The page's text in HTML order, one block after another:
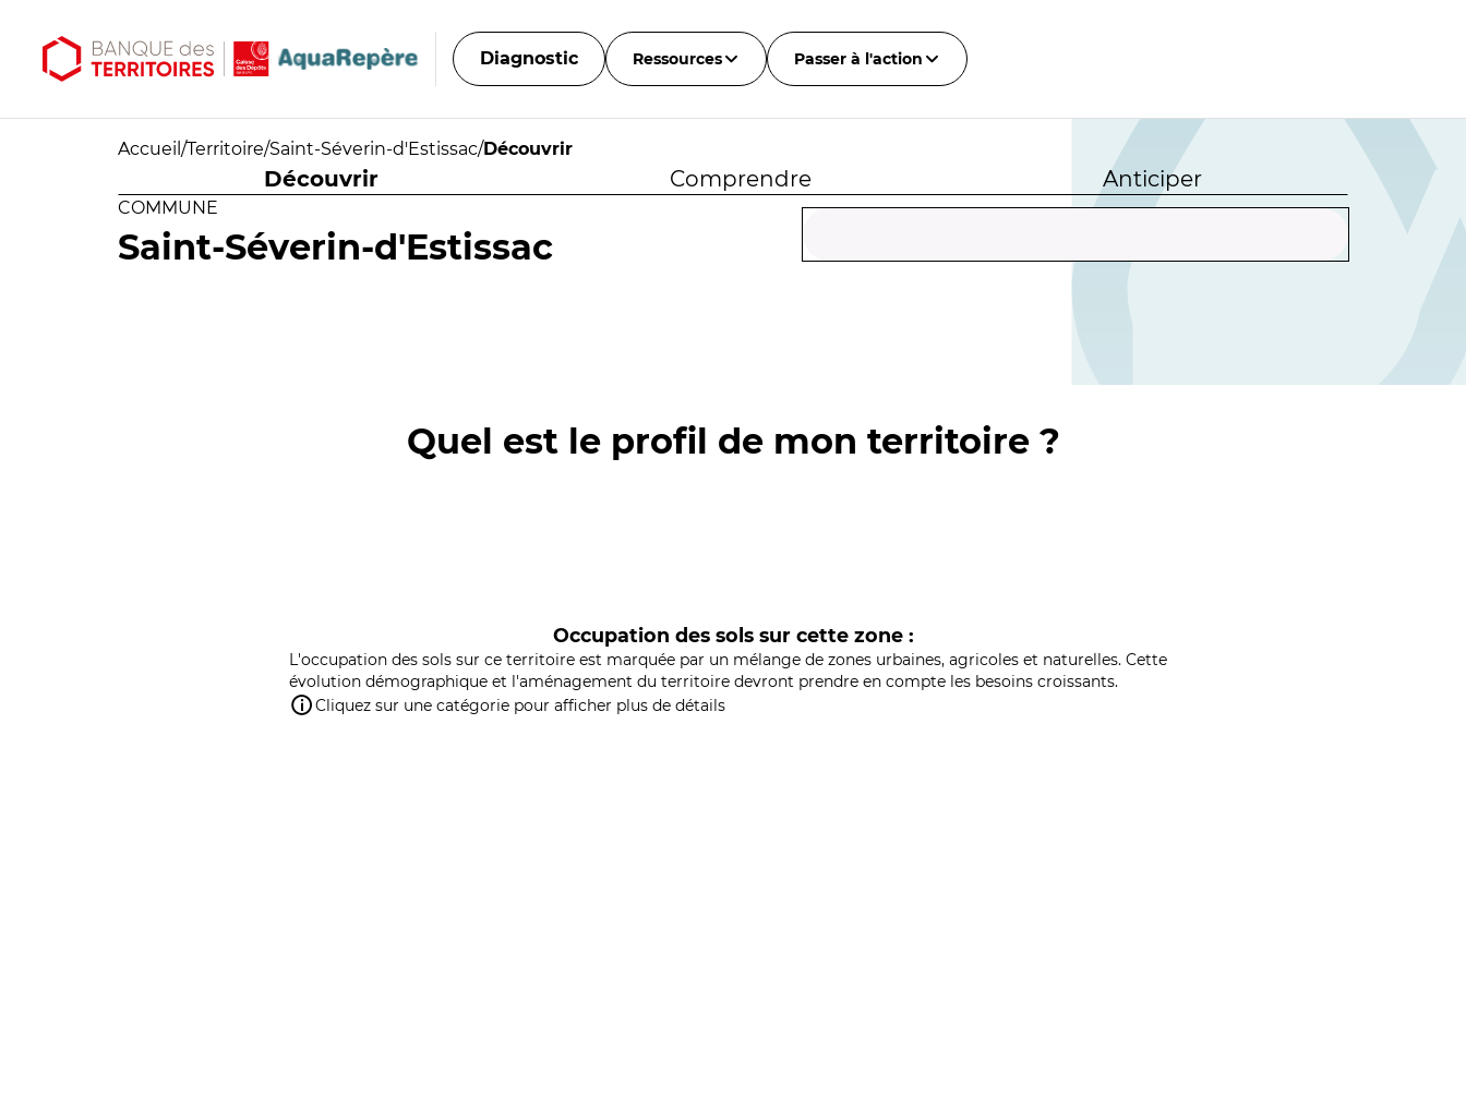
Diagnostic Ressources Passer à l'action
Accueil /Territoire/Saint-Séverin-d'Estissac/Découvrir
Découvrir Comprendre Anticiper
COMMUNE
Saint-Séverin-d'Estissac
Quel est le profil de mon territoire ?
Occupation des sols sur cette zone :
L'occupation des sols sur ce territoire est marquée par un mélange de zones urbaines, agricoles et naturelles. Cette
évolution démographique et l'aménagement du territoire devront prendre en compte les besoins croissants.
Cliquez sur une catégorie pour afficher plus de détails